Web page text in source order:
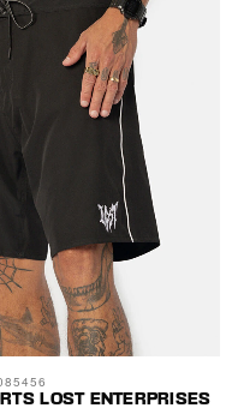
LOST ENTERPRISES